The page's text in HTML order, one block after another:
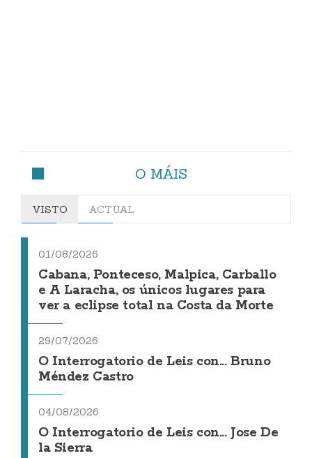
O MÁIS
VISTO ACTUAL
01/08/2026
Cabana, Ponteceso, Malpica, Carballo
e A Laracha, os únicos lugares para
ver a eclipse total na Costa da Morte
29/07/2026
O Interrogatorio de Leis con... Bruno
Méndez Castro
04/08/2026
O Interrogatorio de Leis con... Jose De
la Sierra